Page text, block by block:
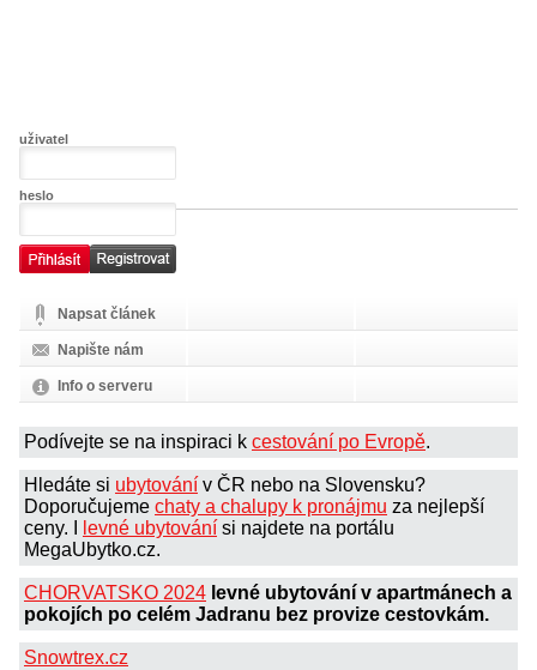
uživatel
heslo
Napsat článek
Napište nám
Info o serveru
Podívejte se na inspiraci k cestování po Evropě.
Hledáte si ubytování v ČR nebo na Slovensku?
Doporučujeme chaty a chalupy k pronájmu za nejlepší
ceny. I
levné ubytování si najdete na portálu
MegaUbytko.cz.
CHORVATSKO 2024 levné ubytování v apartmánech a
pokojích po celém Jadranu bez provize cestovkám.
Snowtrex.cz